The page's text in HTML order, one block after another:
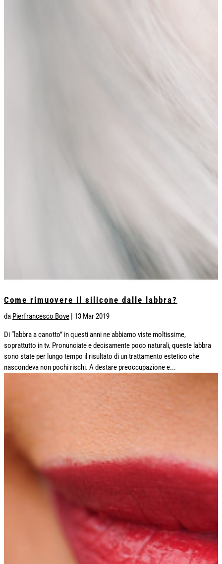
Come rimuovere il silicone dalle labbra?
da Pierfrancesco Bove | 13 Mar 2019
Di “labbra a canotto” in questi anni ne abbiamo viste moltissime,
soprattutto in tv. Pronunciate e decisamente poco naturali, queste labbra
sono state per lungo tempo il risultato di un trattamento estetico che
nascondeva non pochi rischi. A destare preoccupazione e...